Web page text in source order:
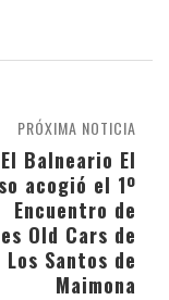
PRÓXIMA NOTICIA
El Balneario El
acogió el 1º
Encuentro de
Old Cars de
Los Santos de
Maimona